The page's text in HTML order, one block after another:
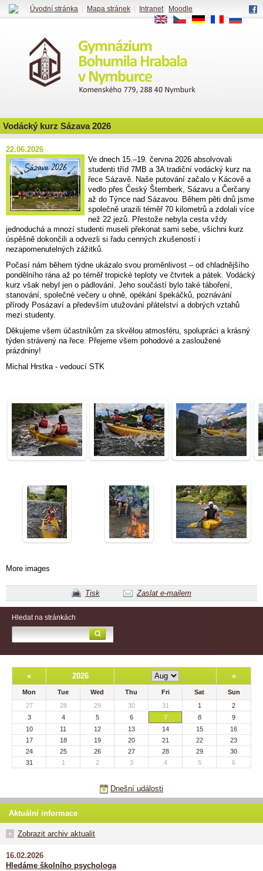
Vodácký kurz Sázava 2026
22.06.2026
Ve dnech 15.–19. června 2026 absolvovali
studenti tříd 7MB a 3A tradiční vodácký kurz na
řece Sázavě. Naše putování začalo v Kácově a
vedlo přes Český Šternberk, Sázavu a Čerčany
až do Týnce nad Sázavou. Během pěti dnů jsme
společně urazili téměř 70 kilometrů a zdolali více
než 22 jezů. Přestože nebyla cesta vždy
jednoduchá a mnozí studenti museli překonat sami sebe, všichni kurz
úspěšně dokončili a odvezli si řadu cenných zkušeností i
nezapomenutelných zážitků.
Počasí nám během týdne ukázalo svou proměnlivost – od chladnějšího
pondělního rána až po téměř tropické teploty ve čtvrtek a pátek. Vodácký
kurz však nebyl jen o pádlování. Jeho součástí bylo také táboření,
stanování, společné večery u ohně, opékání špekáčků, poznávání
přírody Posázaví a především utužování přátelství a dobrých vztahů
mezi studenty.
Děkujeme všem účastníkům za skvělou atmosféru, spolupráci a krásný
týden strávený na řece. Přejeme všem pohodové a zasloužené
prázdniny!
Michal Hrstka - vedoucí STK
More images
Tisk Zaslat e-mailem
Hledat na stránkách
« 2026 »
Mon Tue Wed Thu Fri Sat
Sun
27
28 29 30 31 1
2
3
4 5 6 7 8
9
10
11 12 13 14 15
16
17
18 19 20 21 22
23
24
25 26 27 28 29
30
31
1 2 3 4 5 6
Dnešní události
Aktuální informace
Zobrazit archiv aktualit
16.02.2026
Hledáme školního psychologa
Úvodní stránka Mapa stránek Intranet|
Moodle
EN
CS DE FR RU